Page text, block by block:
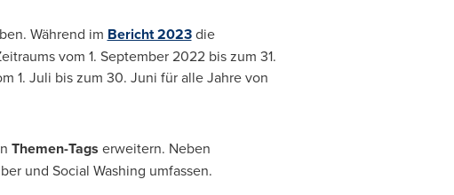
Während im Bericht 2023die
vom 1. September 2022bis zum 31.
1. Juli bis zum 30. Juni für alle Jahre von
Themen-Tags erweitern. Neben
und Social Washing umfassen.